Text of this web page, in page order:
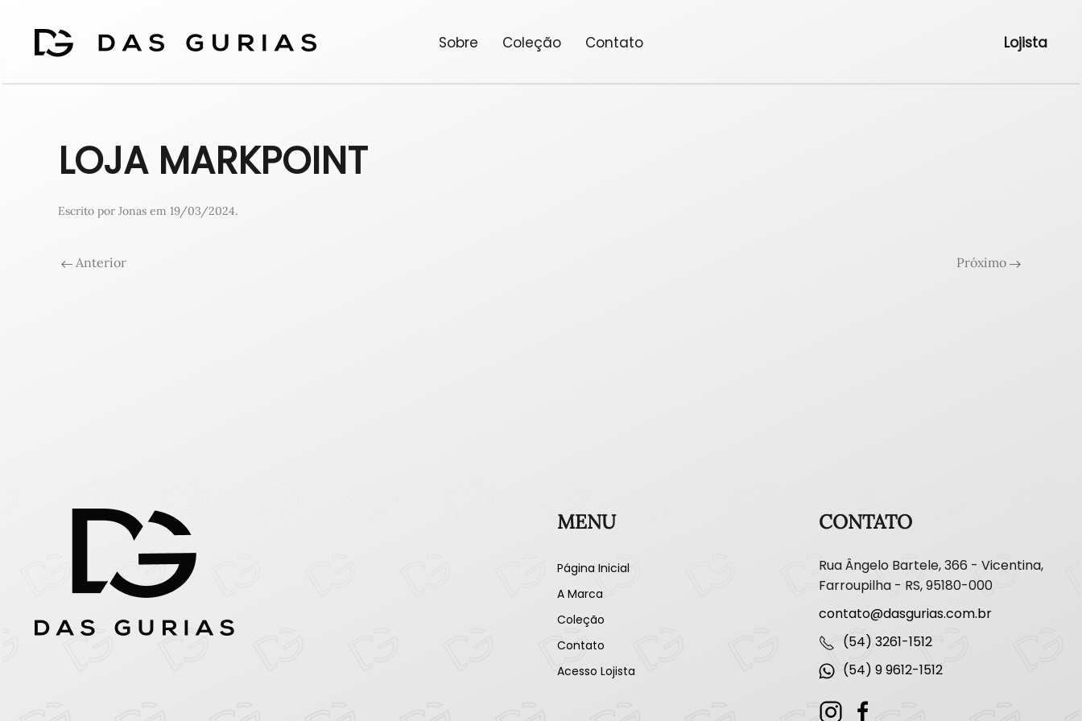
Sobre Coleção Contato Lojista
LOJA MARKPOINT
Escrito por Jonas em 19/03/2024.
Anterior Próximo
MENU
Página Inicial
A Marca
Coleção
Contato
Acesso Lojista
CONTATO
Rua Ângelo Bartele, 366 - Vicentina,
Farroupilha - RS, 95180-000
contato@dasgurias.com.br
(54) 3261-1512
(54) 9 9612-1512